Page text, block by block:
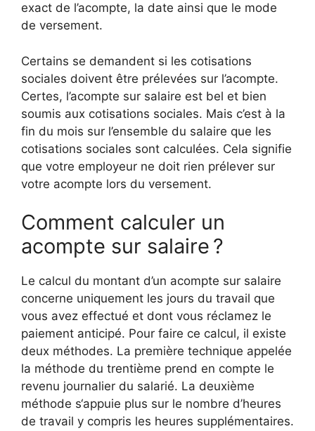
exact de l’acompte, la date ainsi que le mode
de versement.
Certains se demandent si les cotisations
sociales doivent être prélevées sur l’acompte.
Certes, l’acompte sur salaire est bel et bien
soumis aux cotisations sociales. Mais c’est à la
fin du mois sur l’ensemble du salaire que les
cotisations sociales sont calculées. Cela signifie
que votre employeur ne doit rien prélever sur
votre acompte lors du versement.
Comment calculer un
acompte sur salaire ?
Le calcul du montant d’un acompte sur salaire
concerne uniquement les jours du travail que
vous avez effectué et dont vous réclamez le
paiement anticipé. Pour faire ce calcul, il existe
deux méthodes. La première technique appelée
la méthode du trentième prend en compte le
revenu journalier du salarié. La deuxième
méthode s‘appuie plus sur le nombre d’heures
de travail y compris les heures supplémentaires.